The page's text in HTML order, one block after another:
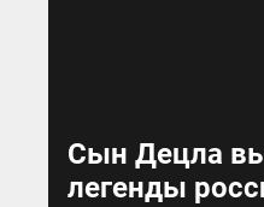
Сын Децла
легенды